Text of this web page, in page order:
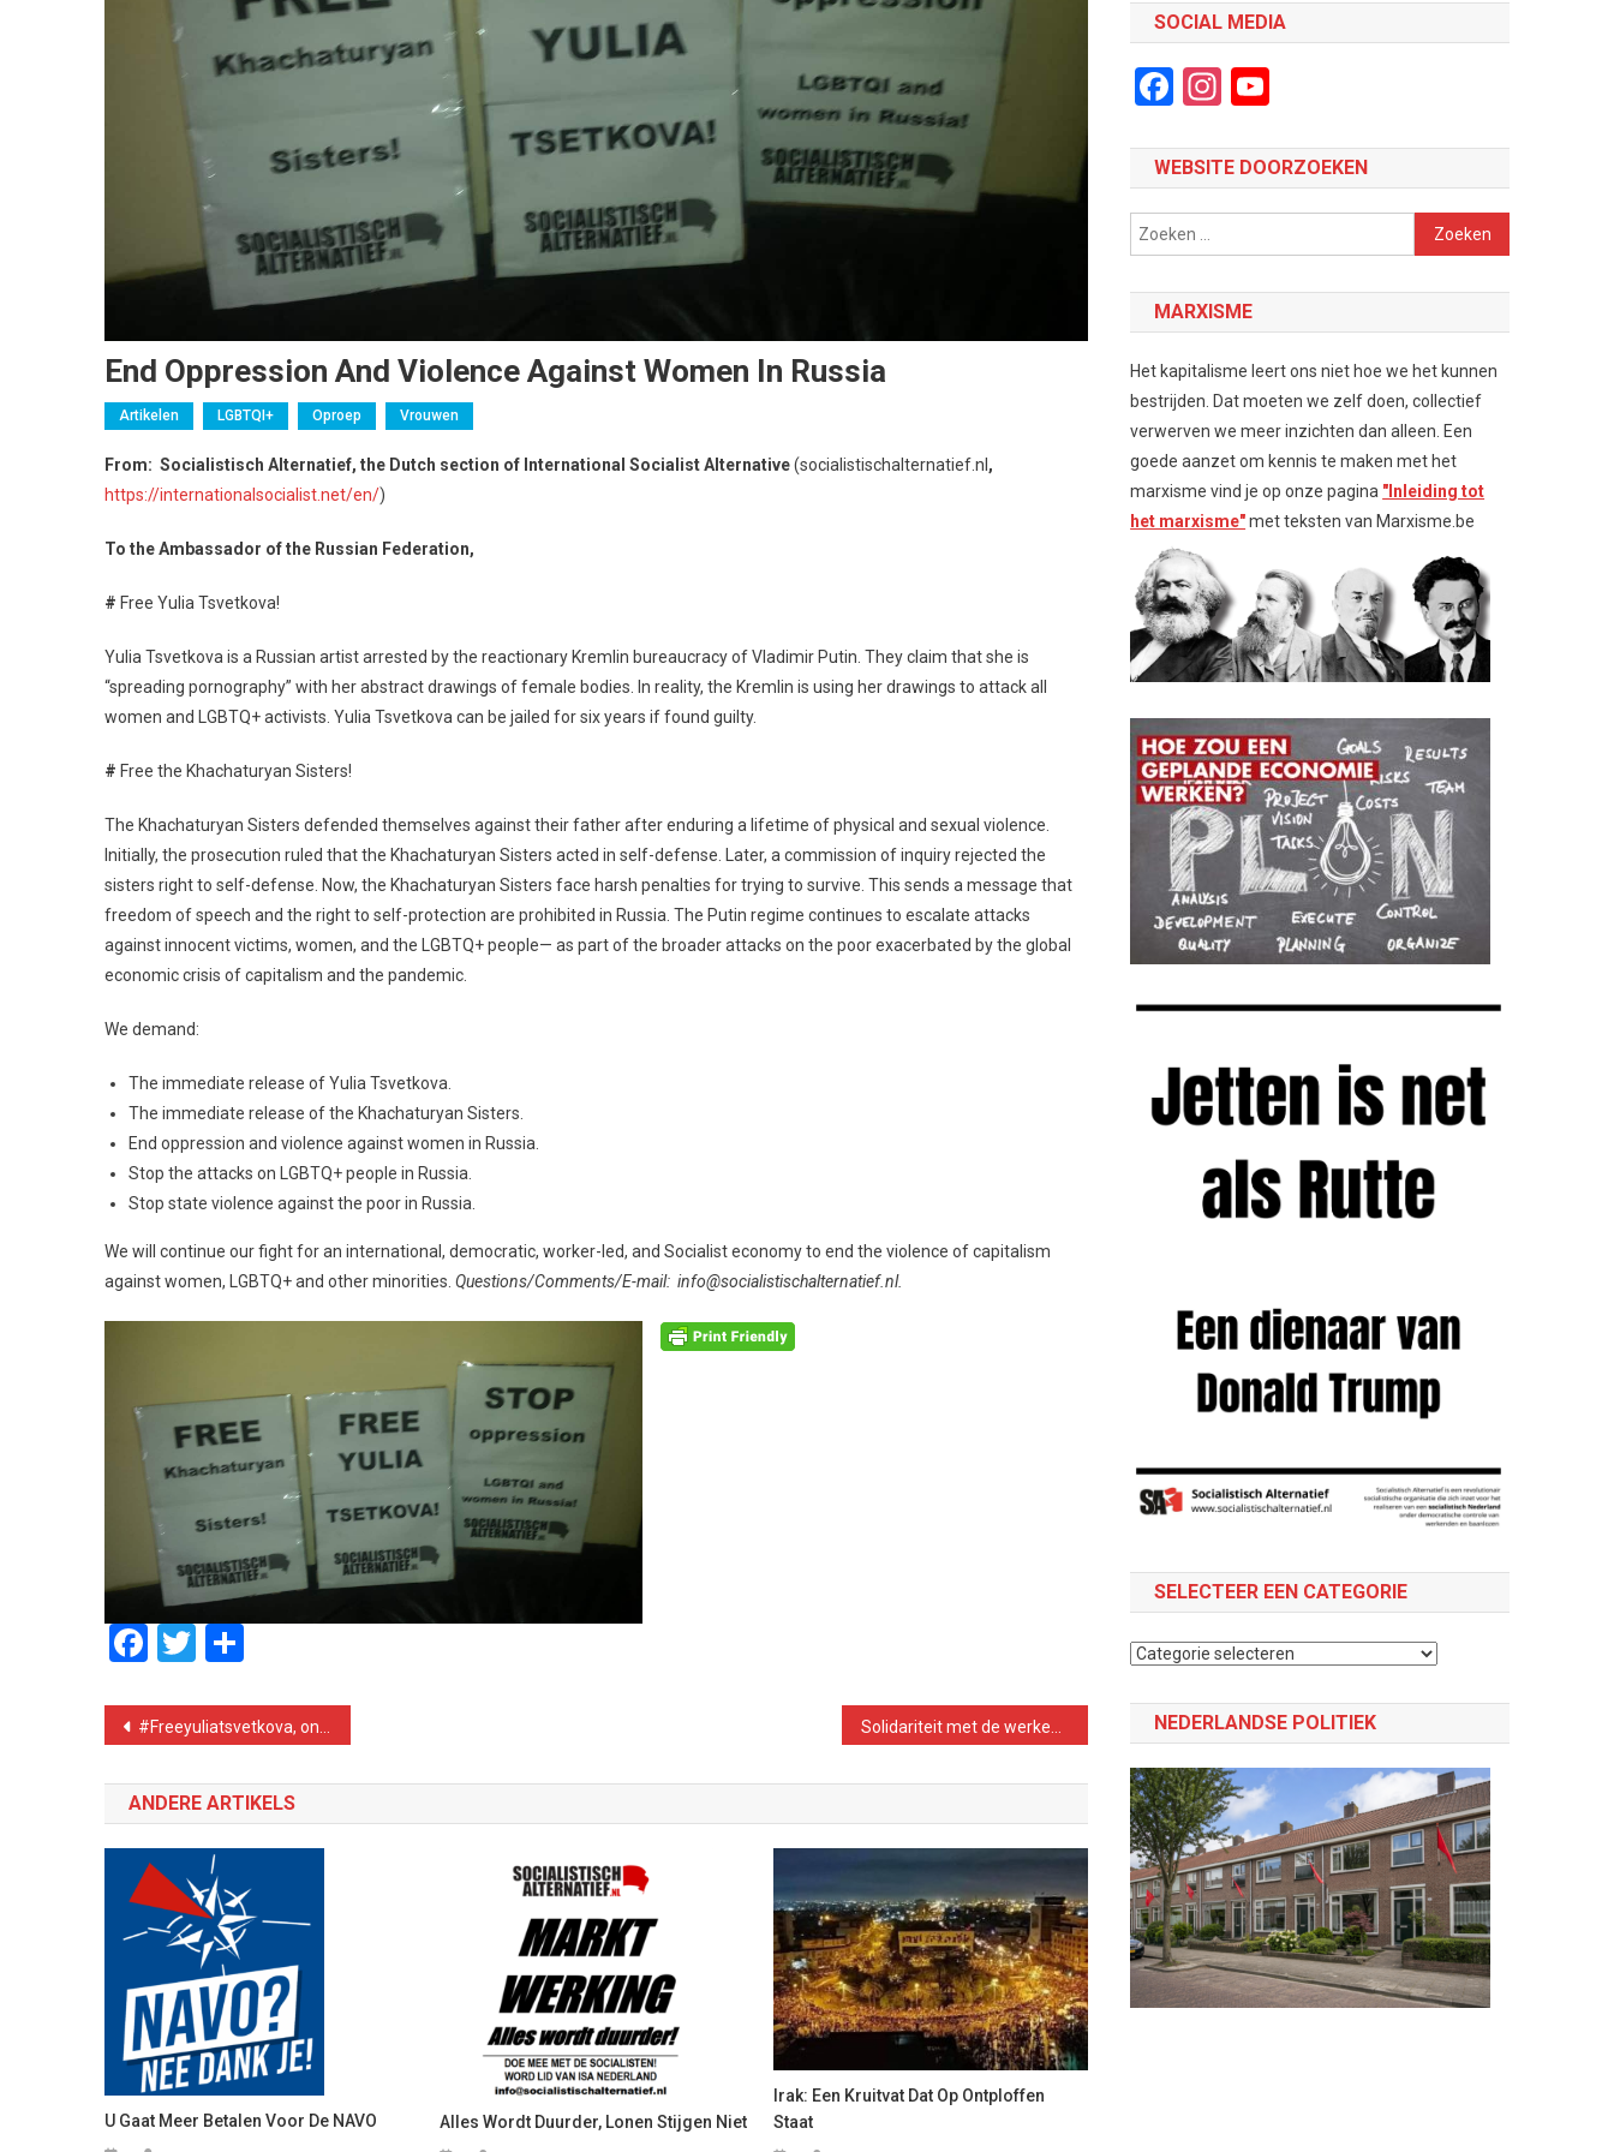
End Oppression And Violence Against Women In Russia
Artikelen LGBTQI+ Oproep Vrouwen
From: Socialistisch Alternatief, the Dutch section of International Socialist Alternative(socialistischalternatief.nl ,
https://internationalsocialist.net/en/)
To the Ambassador of the Russian Federation,
# Free Yulia Tsvetkova!
Yulia Tsvetkova is a Russian artist arrested by the reactionary Kremlin bureaucracy of Vladimir Putin. They claim that she is
“spreading pornography” with her abstract drawings of female bodies. In reality, the Kremlin is using her drawings to attack all
women and LGBTQ+ activists. Yulia Tsvetkova can be jailed for six years if found guilty.
# Free the Khachaturyan Sisters!
The Khachaturyan Sisters defended themselves against their father after enduring a lifetime of physical and sexual violence.
Initially, the prosecution ruled that the Khachaturyan Sisters acted in self-defense. Later, a commission of inquiry rejected the
sisters right to self-defense. Now, the Khachaturyan Sisters face harsh penalties for trying to survive. This sends a message that
freedom of speech and the right to self-protection are prohibited in Russia. The Putin regime continues to escalate attacks
against innocent victims, women, and the LGBTQ+ people— as part of the broader attacks on the poor exacerbated by the global
economic crisis of capitalism and the pandemic.
We demand:
The immediate release of Yulia Tsvetkova.
The immediate release of the Khachaturyan Sisters.
End oppression and violence against women in Russia.
Stop the attacks on LGBTQ+ people in Russia.
Stop state violence against the poor in Russia.
We will continue our fight for an international, democratic, worker-led, and Socialist economy to end the violence of capitalism
against women, LGBTQ+ and other minorities. Questions/Comments/E-mail: info@socialistischalternatief.nl.
Facebook
Twitter
Bericht
navigatie
#Freeyuliatsvetkova, online meeting about LGBTQI+ rights in Russia
ANDERE ARTIKELS
U Gaat Meer Betalen Voor De NAVO Alles Wordt Duurder, Lonen Stijgen Niet
Irak: Een Kruitvat Dat Op Ontploffen
Staat
SOCIAL MEDIA
Facebook
Instagram
WEBSITE DOORZOEKEN
Zoeken
naar:
MARXISME
Het kapitalisme leert ons niet hoe we het kunnen
bestrijden. Dat moeten we zelf doen, collectief
verwerven we meer inzichten dan alleen. Een
goede aanzet om kennis te maken met het
marxisme vind je op onze pagina "Inleiding tot
het marxisme"met teksten van Marxisme.be
SELECTEER EEN CATEGORIE
Selecteer
categorie
NEDERLANDSE POLITIEK